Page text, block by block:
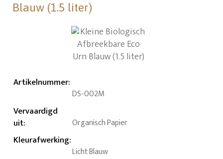
Blauw (1.5 liter)
Artikelnummer:
DS-002M
Vervaardigd
uit: Organisch Papier
Kleurafwerking:
Licht Blauw